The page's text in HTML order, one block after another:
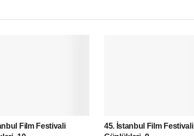
Film Festivali
45. İstanbul Film Festivali